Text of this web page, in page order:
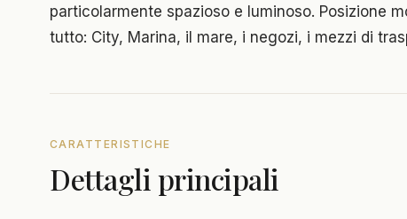
particolarmente spazioso e luminoso. Posizione
tutto: City, Marina, il mare, i negozi, i mezzi di
CARATTERISTICHE
Dettagli principali